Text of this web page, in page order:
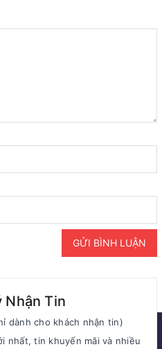
GỬI BÌNH LUẬN
Nhận Tin
dành cho khách nhận tin)
nhất, tin khuyến mãi và nhiều